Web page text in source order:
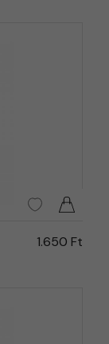
1.650 Ft